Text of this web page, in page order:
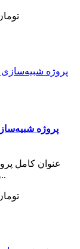
پروژه
عنوان کامل
مدل المان محدود ANSYS CFX و به همراه فیل..